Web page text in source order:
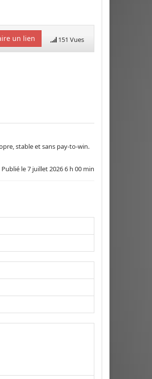
un lien 151 Vues
stable et sans pay‑to‑win.
Publié le7 juillet 2026 6 h 00 min